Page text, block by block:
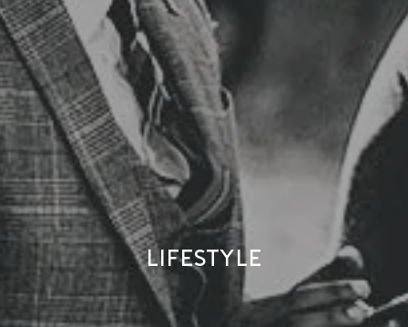
Lifestyle